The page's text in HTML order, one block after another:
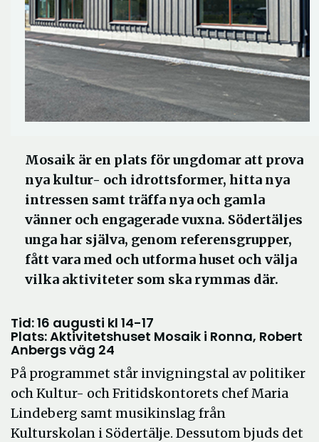
Mosaik är en plats för ungdomar att prova
nya kultur- och idrottsformer, hitta nya
intressen samt träffa nya och gamla
vänner och engagerade vuxna. Södertäljes
unga har själva, genom referensgrupper,
fått vara med och utforma huset och välja
vilka aktiviteter som ska rymmas där.
Tid: 16 augusti kl 14-17
Plats: Aktivitetshuset Mosaik i Ronna, Robert
Anbergs väg 24
På programmet står invigningstal av politiker
och Kultur- och Fritidskontorets chef Maria
Lindeberg samt musikinslag från
Kulturskolan i Södertälje. Dessutom bjuds det